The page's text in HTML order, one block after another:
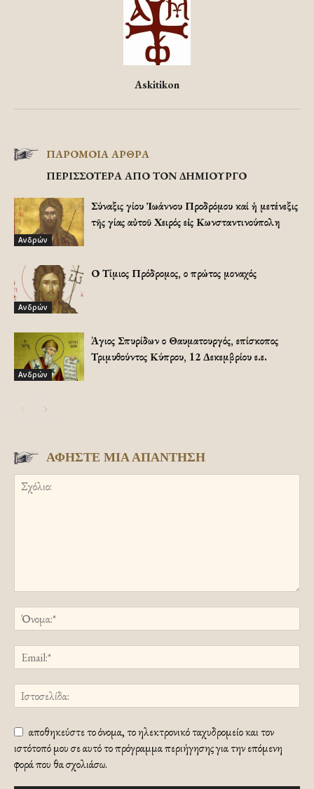
Askitikon
ΠΑΡΟΜΟΙΑ ΑΡΘΡΑ
ΠΕΡΙΣΣΟΤΕΡΑ ΑΠΟ ΤΟΝ ΔΗΜΙΟΥΡΓΟ
Ανδρών
Σύναξις Ἁγίου Ἰωάννου Προδρόμου καί ἡ μετένεξις
τῆς Ἁγίας αὐτοῦ Χειρός εἰς Κωνσταντινούπολη
Ανδρών
Ο Τίμιος Πρόδρομος, ο πρώτος μοναχός
Ανδρών
Άγιος Σπυρίδων ο Θαυματουργός, επίσκοπος
Τριμυθούντος Κύπρου, 12 Δεκεμβρίου ε.ε.
ΑΦΗΣΤΕ ΜΙΑ ΑΠΑΝΤΗΣΗ
αποθηκεύστε το όνομα, το ηλεκτρονικό ταχυδρομείο και τον
ιστότοπό μου σε αυτό το πρόγραμμα περιήγησης για την επόμενη
φορά που θα σχολιάσω.